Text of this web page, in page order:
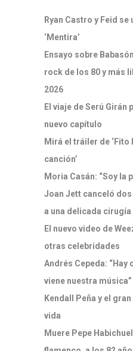
Ryan Castro y Feid se
‘Mentira’
Ensayo sobre
rock de los 80 y más
2026
El viaje de Serú Girán
nuevo capítulo
Mirá el tráiler de ‘Fito
canción’
Moria Casán: “Soy la
Joan Jett canceló
a una delicada cirugía
El nuevo video de
otras celebridades
Andrés Cepeda:
viene nuestra música”
Kendall Peña y el
vida
Muere Pepe